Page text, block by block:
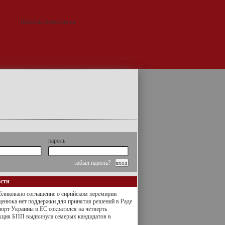
пароль
забыл пароль?
соглашение о сирийском перемирии
нет поддержки для принятия решений в Раде
Украины в ЕС сократился на четверть
БПП выдвинула семерых кандидатов в